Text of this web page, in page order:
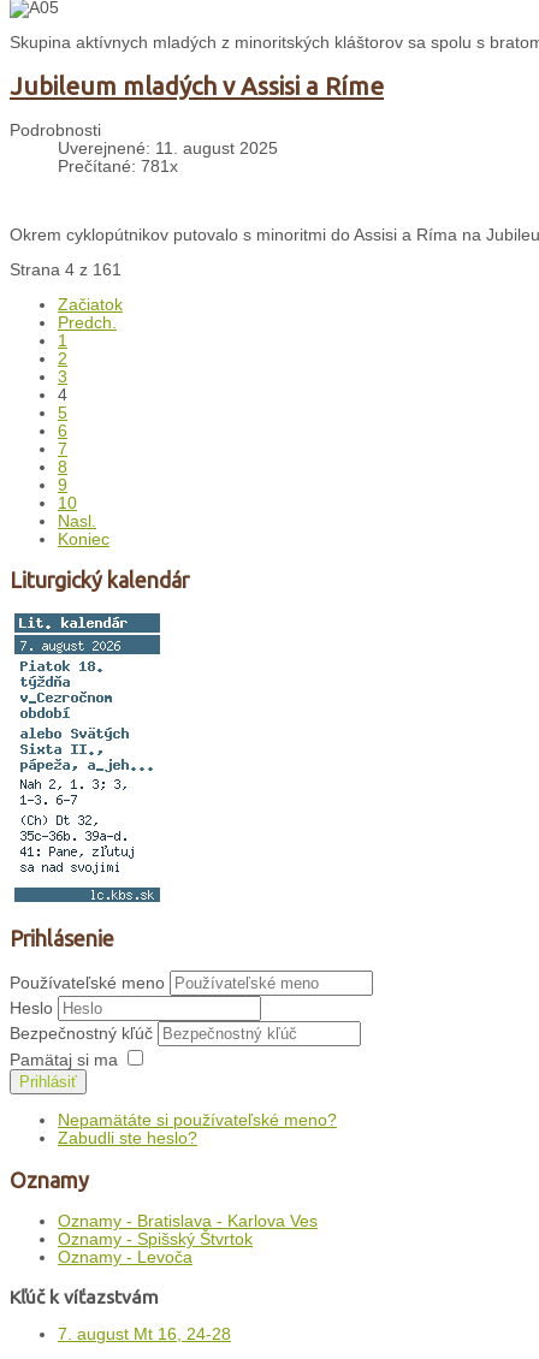
Skupina aktívnych mladých z minoritských kláštorov sa spolu s
Jubileum mladých v Assisi a Ríme
Podrobnosti
Uverejnené: 11. august 2025
Prečítané: 781x
Okrem cyklopútnikov putovalo s minoritmi do Assisi a Ríma na
Strana 4 z 161
Začiatok
Predch.
1
2
3
4
5
6
7
8
9
10
Nasl.
Koniec
Liturgický kalendár
Prihlásenie
Používateľské meno
Heslo
Bezpečnostný kľúč
Pamätaj si ma
Prihlásiť
Nepamätáte si používateľské meno?
Zabudli ste heslo?
Oznamy
Oznamy - Bratislava - Karlova Ves
Oznamy - Spišský Štvrtok
Oznamy - Levoča
Kľúč k víťazstvám
7. august Mt 16, 24-28